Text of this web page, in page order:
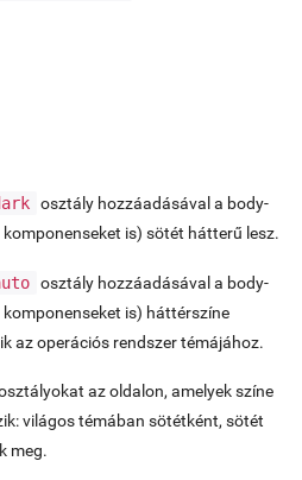
osztály hozzáadásával a body-
komponenseket is) sötét hátterű lesz.
osztály hozzáadásával a body-
komponenseket is) háttérszíne
az operációs rendszer témájához.
az oldalon, amelyek színe
világos témában sötétként, sötét
meg.